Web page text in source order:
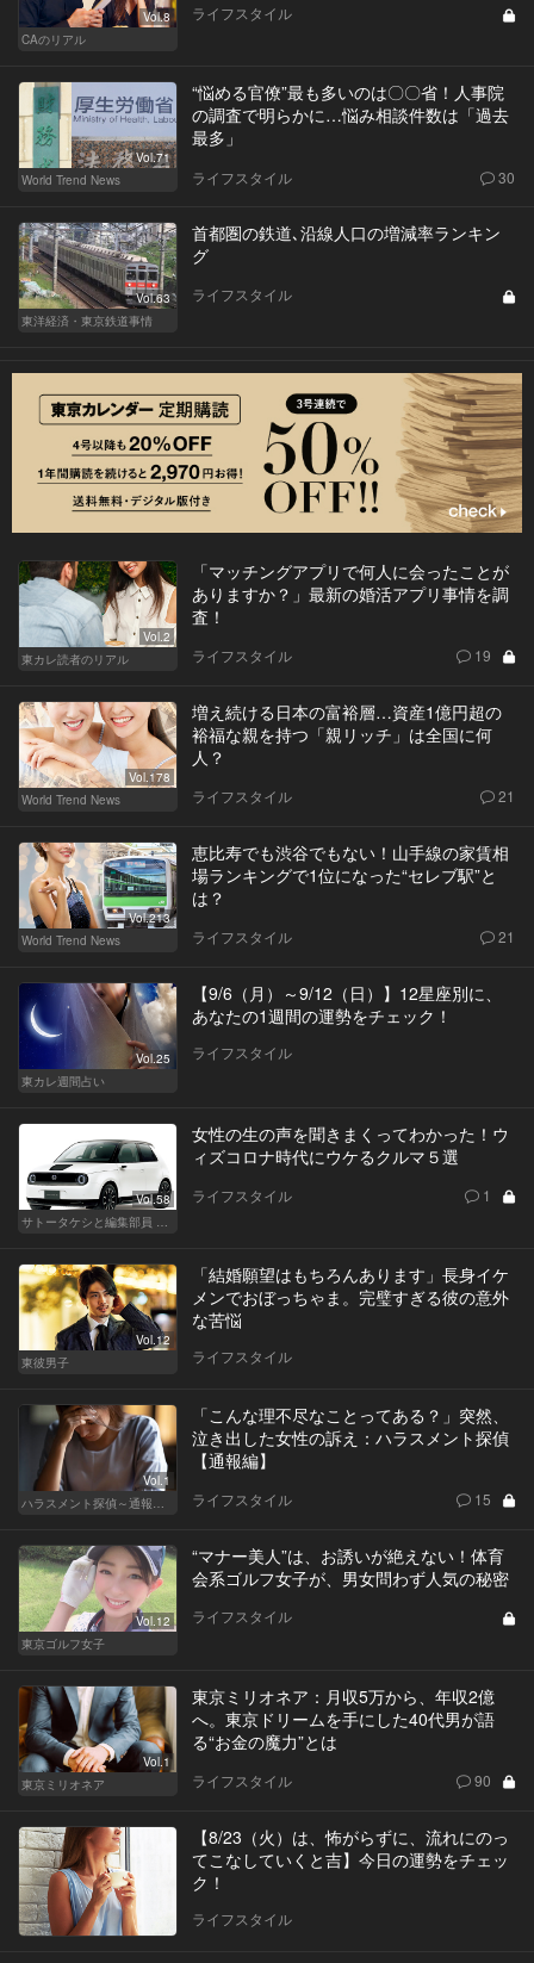
Vol.8
CAのリアル
ライフスタイル
Vol.71
World Trend News
“悩める官僚”最も多いのは〇〇省！人事院
の調査で明らかに…悩み相談件数は「過去
最多」
ライフスタイル 30
Vol.63
東洋経済・東京鉄道事情
首都圏の鉄道､沿線人口の増減率ランキン
グ
ライフスタイル
Vol.2
東カレ読者のリアル
「マッチングアプリで何人に会ったことが
ありますか？」最新の婚活アプリ事情を調
査！
ライフスタイル 19
Vol.178
World Trend News
増え続ける日本の富裕層…資産1億円超の
裕福な親を持つ「親リッチ」は全国に何
人？
ライフスタイル 21
Vol.213
World Trend News
恵比寿でも渋谷でもない！山手線の家賃相
場ランキングで1位になった“セレブ駅”と
は？
ライフスタイル 21
Vol.25
東カレ週間占い
【9/6（月）～9/12（日）】12星座別に、
あなたの1週間の運勢をチェック！
ライフスタイル
Vol.58
サトータケシと編集部員 船山の"CAR GENTSへの道"
女性の生の声を聞きまくってわかった！ウ
ィズコロナ時代にウケるクルマ５選
ライフスタイル 1
Vol.12
東彼男子
「結婚願望はもちろんあります」長身イケ
メンでおぼっちゃま。完璧すぎる彼の意外
な苦悩
ライフスタイル
Vol.1
ハラスメント探偵～通報編～
「こんな理不尽なことってある？」突然、
泣き出した女性の訴え：ハラスメント探偵
【通報編】
ライフスタイル 15
Vol.12
東京ゴルフ女子
“マナー美人”は、お誘いが絶えない！体育
会系ゴルフ女子が、男女問わず人気の秘密
ライフスタイル
Vol.1
東京ミリオネア
東京ミリオネア：月収5万から、年収2億
へ。東京ドリームを手にした40代男が語
る“お金の魔力”とは
ライフスタイル 90
【8/23（火）は、怖がらずに、流れにのっ
てこなしていくと吉】今日の運勢をチェッ
ク！
ライフスタイル